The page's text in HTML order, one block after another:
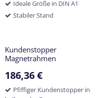
Ideale Größe in DIN A1
Stabiler Stand
Kundenstopper
Magnetrahmen
186,36€
Pfiffiger Kundenstopper in